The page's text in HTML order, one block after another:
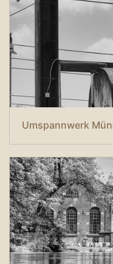
Umspannwerk